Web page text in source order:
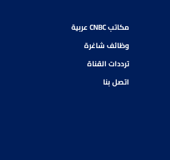
مكاتب CNBC عربية
وظائف شاغرة
ترددات القناة
اتصل بنا